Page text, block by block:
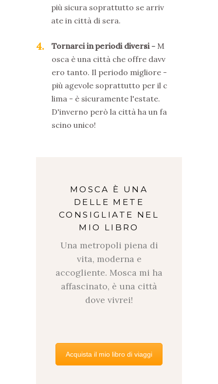
più sicura soprattutto se arriv
ate in città di sera.
4 Tornarci in periodi diversi
M
osca è una città che offre davv
ero tanto. Il periodo migliore -
più agevole soprattutto per il c
lima - è sicuramente l'estate.
D'inverno però la città ha un fa
scino unico!
MOSCA È UNA
DELLE METE
CONSIGLIATE NEL
MIO LIBRO
Una metropoli piena di
vita, moderna e
accogliente. Mosca mi ha
affascinato, è una città
dove vivrei!
Acquista il mio libro di viaggi